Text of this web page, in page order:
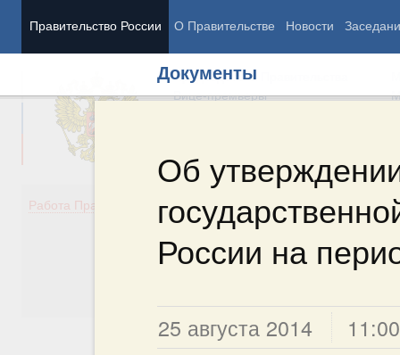
Правительство России О Правительстве Новости
Документы
Об
России на
25 августа 2014 11:00
Председатель Правительства
Вице-премьеры
Работа Правительства
Демография
Здоровье
Культура